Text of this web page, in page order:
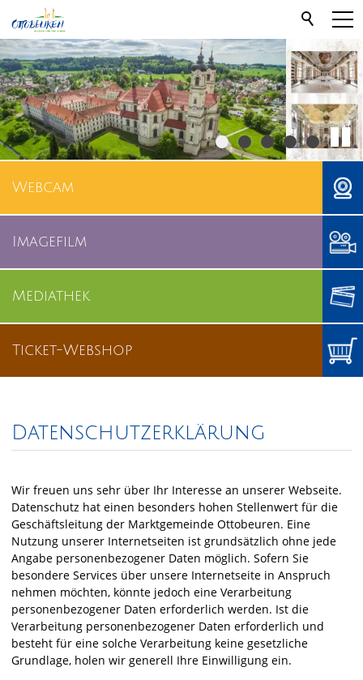
Webcam
Imagefilm
Mediathek
Ticket-Webshop
Datenschutzerklärung
Wir freuen uns sehr über Ihr Interesse an unserer Webseite.
Datenschutz hat einen besonders hohen Stellenwert für die
Geschäftsleitung der Marktgemeinde Ottobeuren. Eine
Nutzung unserer Internetseiten ist grundsätzlich ohne jede
Angabe personenbezogener Daten möglich. Sofern Sie
besondere Services über unsere Internetseite in Anspruch
nehmen möchten, könnte jedoch eine Verarbeitung
personenbezogener Daten erforderlich werden. Ist die
Verarbeitung personenbezogener Daten erforderlich und
besteht für eine solche Verarbeitung keine gesetzliche
Grundlage, holen wir generell Ihre Einwilligung ein.